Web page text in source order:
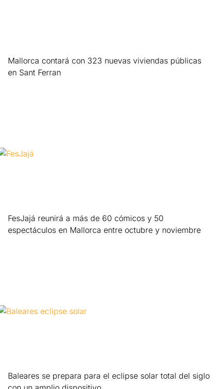
Mallorca contará con 323 nuevas viviendas públicas
en Sant Ferran
FesJajá reunirá a más de 60 cómicos y 50
espectáculos en Mallorca entre octubre y noviembre
Baleares se prepara para el eclipse solar total del siglo